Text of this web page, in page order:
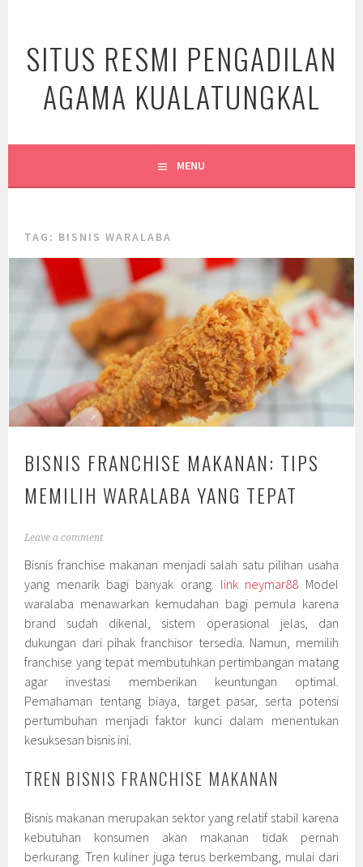
content
SITUS RESMI PENGADILAN
AGAMA KUALATUNGKAL
MENU
TAG: BISNIS WARALABA
BISNIS FRANCHISE MAKANAN: TIPS
MEMILIH WARALABA YANG TEPAT
Leave a comment
Bisnis franchise makanan menjadi salah satu pilihan usaha
yang menarik bagi banyak orang. link neymar88 Model
waralaba menawarkan kemudahan bagi pemula karena
brand sudah dikenal, sistem operasional jelas, dan
dukungan dari pihak franchisor tersedia. Namun, memilih
franchise yang tepat membutuhkan pertimbangan matang
agar investasi memberikan keuntungan optimal.
Pemahaman tentang biaya, target pasar, serta potensi
pertumbuhan menjadi faktor kunci dalam menentukan
kesuksesan bisnis ini.
TREN BISNIS FRANCHISE MAKANAN
Bisnis makanan merupakan sektor yang relatif stabil karena
kebutuhan konsumen akan makanan tidak pernah
berkurang. Tren kuliner juga terus berkembang, mulai dari